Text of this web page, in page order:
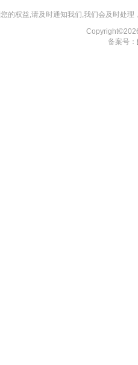
的权益,请及时通知我们,我们会及时处
备案号：